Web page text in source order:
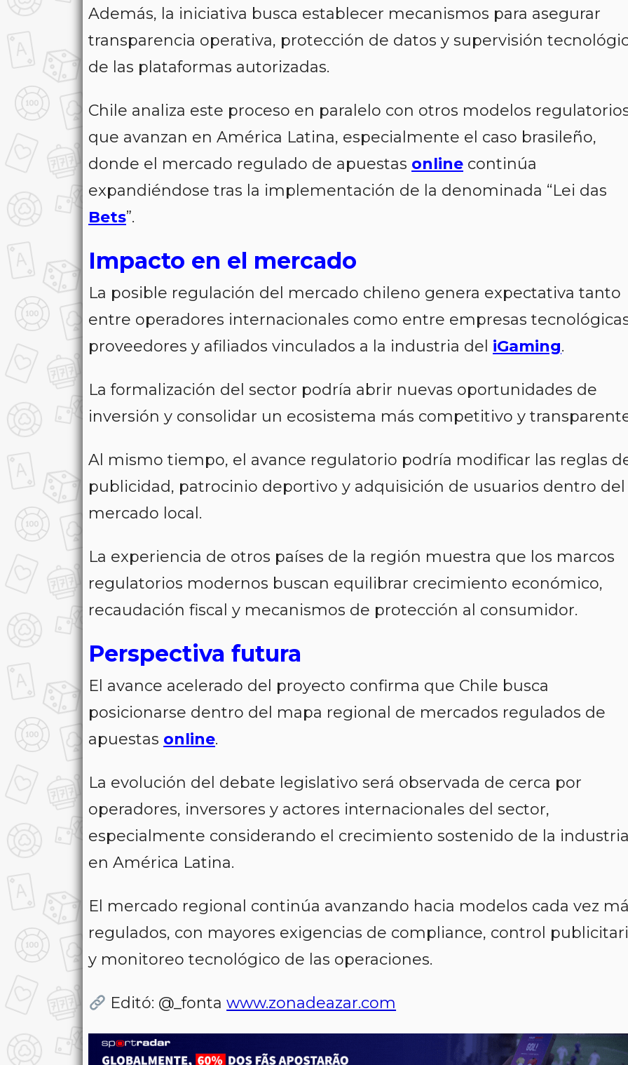
Además, la iniciativa busca establecer mecanismos para asegurar
transparencia operativa, protección de datos y supervisión
de las plataformas autorizadas.
Chile analiza este proceso en paralelo con otros modelos
que avanzan en América Latina, especialmente el caso brasileño,
donde el mercado regulado de apuestas online continúa
expandiéndose tras la implementación de la denominada “Lei das
Bets”.
Impacto en el mercado
La posible regulación del mercado chileno genera expectativa tanto
entre operadores internacionales como entre empresas
proveedores y afiliados vinculados a la industria del iGaming.
La formalización del sector podría abrir nuevas oportunidades de
inversión y consolidar un ecosistema más competitivo y
Al mismo tiempo, el avance regulatorio podría modificar las reglas
publicidad, patrocinio deportivo y adquisición de usuarios dentro del
mercado local.
La experiencia de otros países de la región muestra que los marcos
regulatorios modernos buscan equilibrar crecimiento económico,
recaudación fiscal y mecanismos de protección al consumidor.
Perspectiva futura
El avance acelerado del proyecto confirma que Chile busca
posicionarse dentro del mapa regional de mercados regulados de
apuestas online.
La evolución del debate legislativo será observada de cerca por
operadores, inversores y actores internacionales del sector,
especialmente considerando el crecimiento sostenido de la
en América Latina.
El mercado regional continúa avanzando hacia modelos cada vez
regulados, con mayores exigencias de compliance, control
y monitoreo tecnológico de las operaciones.
Editó: @_fontawww.zonadeazar.com